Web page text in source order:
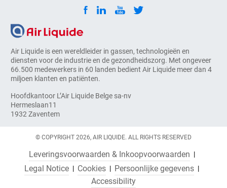
Air Liquide is een wereldleider in gassen, technologieën en
diensten voor de industrie en de gezondheidszorg. Met ongeveer
66.500 medewerkers in 60 landen bedient Air Liquide meer dan 4
miljoen klanten en patiënten.
Hoofdkantoor L’Air Liquide Belge sa-nv
Hermeslaan11
1932 Zaventem
© COPYRIGHT 2026, AIR LIQUIDE. ALL RIGHTS RESERVED
Leveringsvoorwaarden & Inkoopvoorwaarden
Legal Notice
Cookies
Persoonlijke gegevens
Accessibility